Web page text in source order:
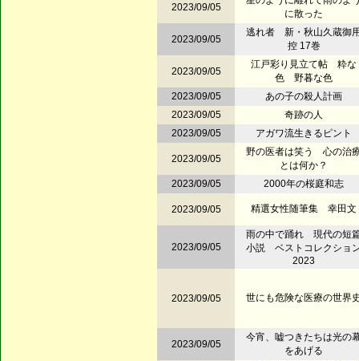
2023/09/05
に散った
2023/09/05
逃れ者 新・秋山久蔵御
控 17巻
2023/09/05
江戸彩り見立て帖 粋な
色 野暮な色
2023/09/05
あの子の殺人計画
2023/09/05
奇跡の人
2023/09/05
アガワ流生きるピント
2023/09/05
野の医者は笑う 心の治
とは何か？
2023/09/05
2000年の桜庭和志
2023/09/05 精選女性随筆集 幸田文
2023/09/05
雨の中で踊れ 現代の短
小説 ベストコレクショ
2023
2023/09/05 世にも危険な医療の世界
2023/09/05
今宵、嘘つきたちは光の
をあげる